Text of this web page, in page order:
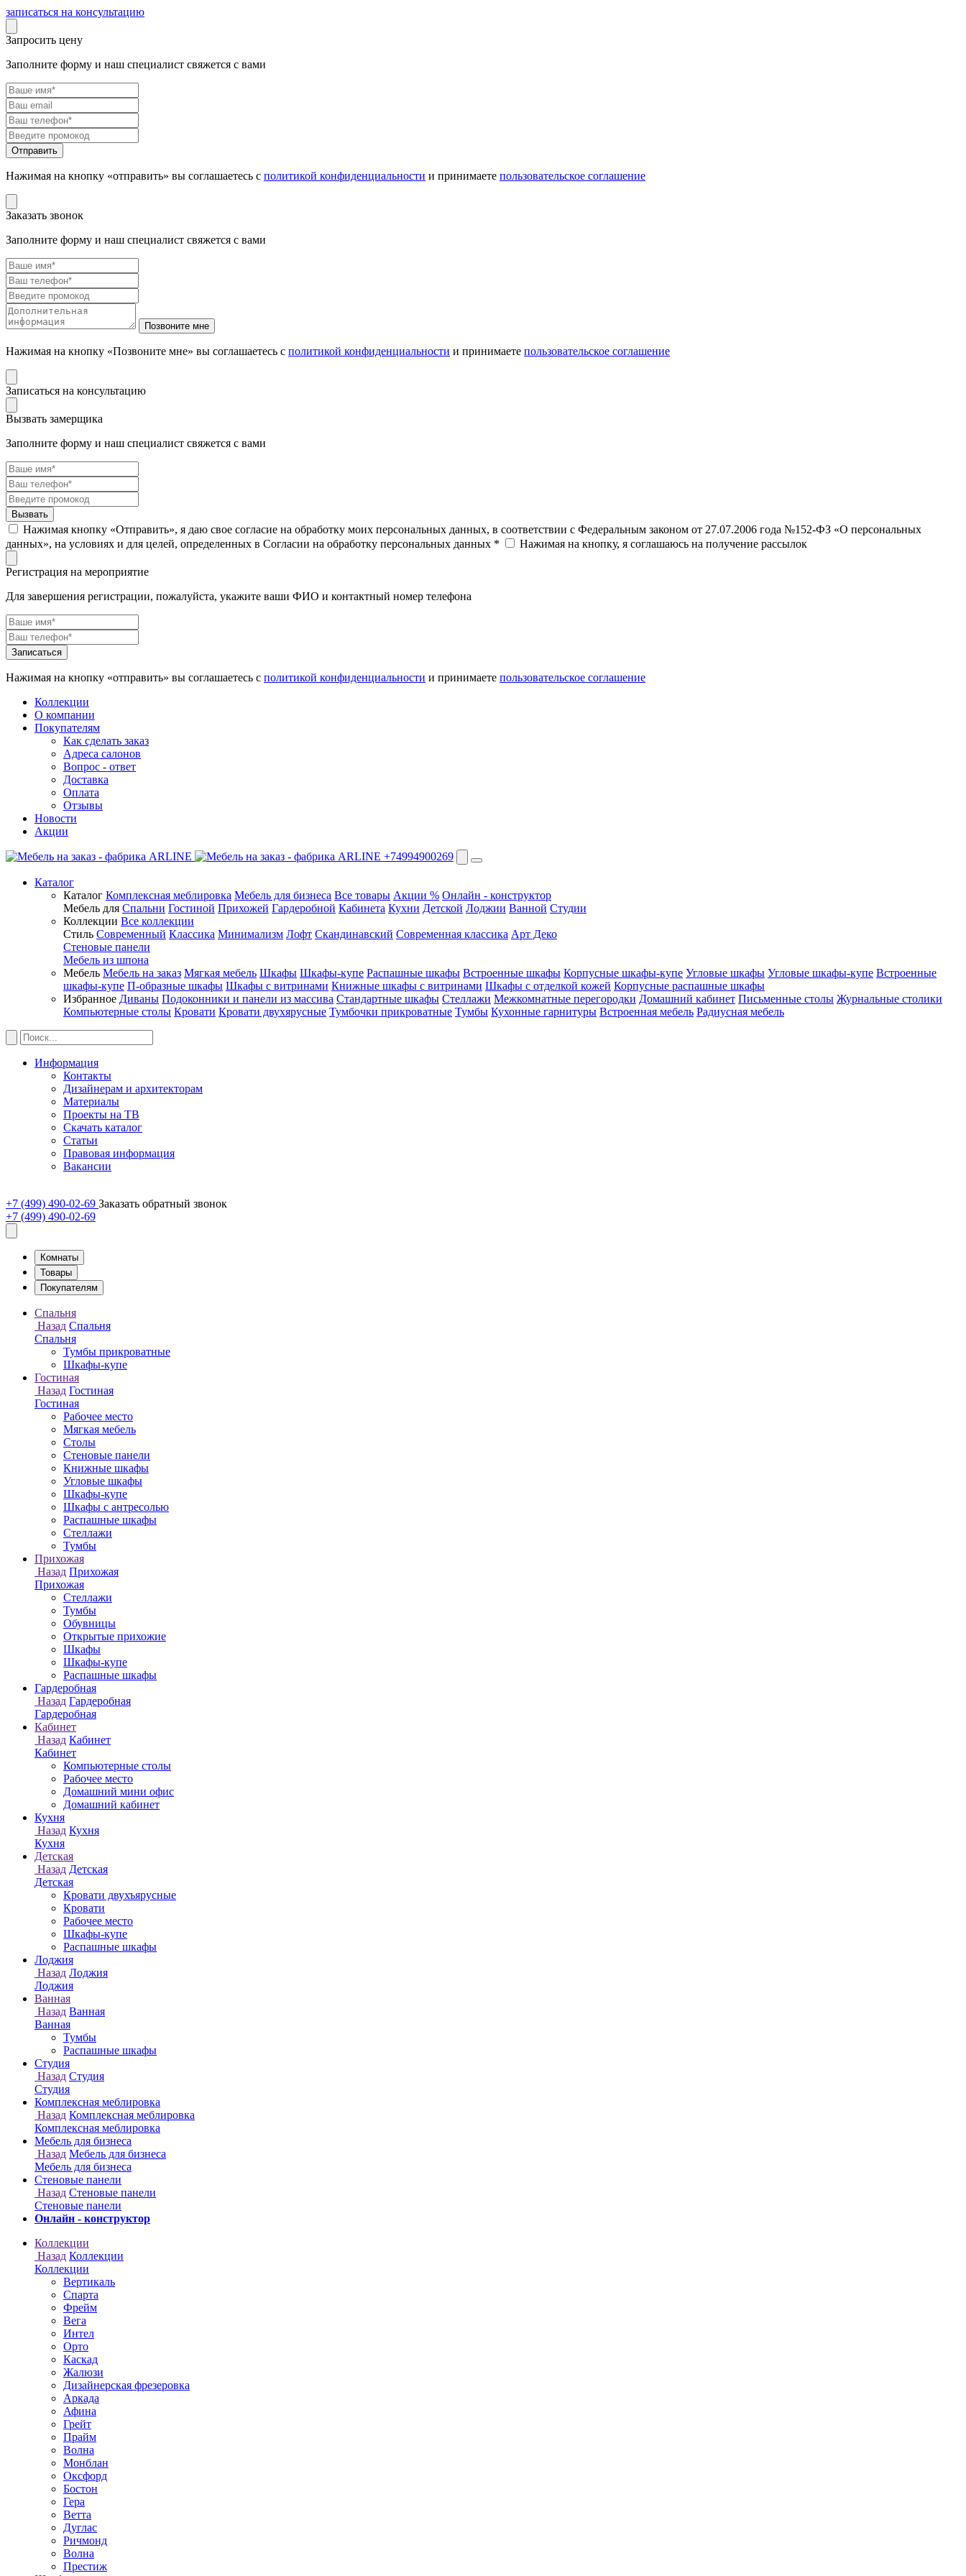
записаться на консультацию
Запросить цену
Заполните форму и наш специалист свяжется с вами
Нажимая на кнопку «отправить» вы соглашаетесь с политикой конфиденциальности и принимаете пользовательское соглашение
Заказать звонок
Заполните форму и наш специалист свяжется с вами
Нажимая на кнопку «Позвоните мне» вы соглашаетесь с политикой конфиденциальности и принимаете пользовательское соглашение
Записаться на консультацию
Вызвать замерщика
Заполните форму и наш специалист свяжется с вами
Нажимая кнопку «Отправить», я даю свое согласие на обработку моих персональных данных, в соответствии с Федеральным законом от 27.07.2006 года №152-ФЗ «О персональных
данных», на условиях и для целей, определенных в Согласии на обработку персональных данных *
Нажимая на кнопку, я соглашаюсь на получение рассылок
Регистрация на мероприятие
Для завершения регистрации, пожалуйста, укажите ваши ФИО и контактный номер телефона
Нажимая на кнопку «отправить» вы соглашаетесь с политикой конфиденциальности и принимаете пользовательское соглашение
Коллекции
О компании
Покупателям
Как сделать заказ
Адреса салонов
Вопрос - ответ
Доставка
Оплата
Отзывы
Новости
Акции
+74994900269
Каталог
Каталог Комплексная меблировка Мебель для бизнеса Все товары Акции % Онлайн - конструктор
Мебель для Спальни Гостиной Прихожей Гардеробной Кабинета Кухни Детской Лоджии Ванной Студии
Коллекции Все коллекции
Стиль Современный Классика Минимализм Лофт Скандинавский Современная классика Арт Деко
Стеновые панели
Мебель из шпона
Мебель Мебель на заказ Мягкая мебель Шкафы Шкафы-купе Распашные шкафы Встроенные шкафы Корпусные шкафы-купе Угловые шкафы Угловые шкафы-купе Встроенные
шкафы-купе П-образные шкафы Шкафы с витринами Книжные шкафы с витринами Шкафы c отделкой кожей Корпусные распашные шкафы
Избранное Диваны Подоконники и панели из массива Стандартные шкафы Стеллажи Межкомнатные перегородки Домашний кабинет Письменные столы Журнальные столики
Компьютерные столы Кровати Кровати двухярусные Тумбочки прикроватные Тумбы Кухонные гарнитуры Встроенная мебель Радиусная мебель
Информация
Контакты
Дизайнерам и архитекторам
Материалы
Проекты на ТВ
Скачать каталог
Статьи
Правовая информация
Вакансии
+7 (499) 490-02-69 Заказать обратный звонок
+7 (499) 490-02-69
Онлайн - конструктор